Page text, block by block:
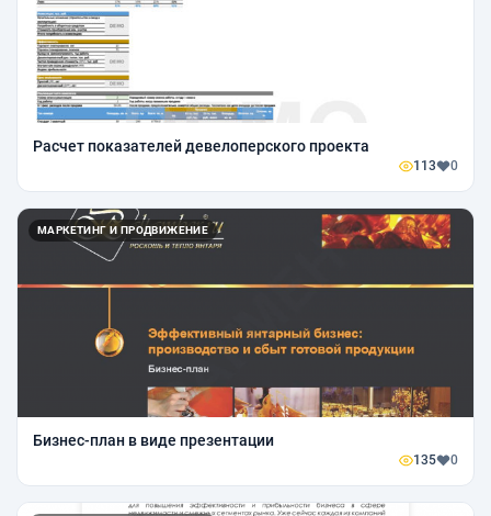
Расчет показателей девелоперского проекта
113 0
МАРКЕТИНГ И ПРОДВИЖЕНИЕ
Бизнес-план в виде презентации
135 0